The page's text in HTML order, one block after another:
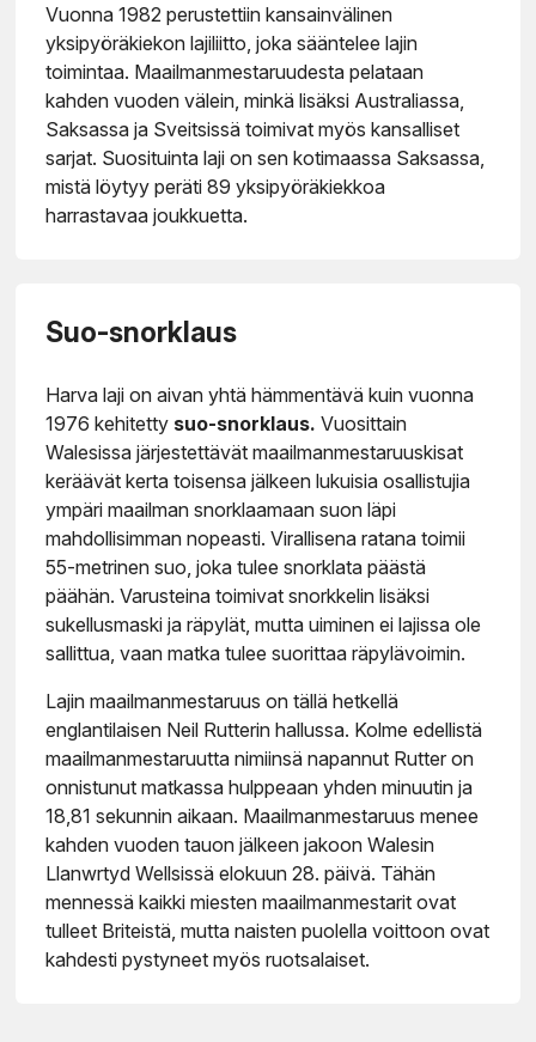
Vuonna 1982 perustettiin kansainvälinen
yksipyöräkiekon lajiliitto, joka sääntelee lajin
toimintaa. Maailmanmestaruudesta pelataan
kahden vuoden välein, minkä lisäksi Australiassa,
Saksassa ja Sveitsissä toimivat myös kansalliset
sarjat. Suosituinta laji on sen kotimaassa Saksassa,
mistä löytyy peräti 89 yksipyöräkiekkoa
harrastavaa joukkuetta.
Suo-snorklaus
Harva laji on aivan yhtä hämmentävä kuin vuonna
1976 kehitetty suo-snorklaus.Vuosittain
Walesissa järjestettävät maailmanmestaruuskisat
keräävät kerta toisensa jälkeen lukuisia osallistujia
ympäri maailman snorklaamaan suon läpi
mahdollisimman nopeasti. Virallisena ratana toimii
55-metrinen suo, joka tulee snorklata päästä
päähän. Varusteina toimivat snorkkelin lisäksi
sukellusmaski ja räpylät, mutta uiminen ei lajissa ole
sallittua, vaan matka tulee suorittaa räpylävoimin.
Lajin maailmanmestaruus on tällä hetkellä
englantilaisen Neil Rutterin hallussa. Kolme edellistä
maailmanmestaruutta nimiinsä napannut Rutter on
onnistunut matkassa hulppeaan yhden minuutin ja
18,81 sekunnin aikaan. Maailmanmestaruus menee
kahden vuoden tauon jälkeen jakoon Walesin
Llanwrtyd Wellsissä elokuun 28. päivä. Tähän
mennessä kaikki miesten maailmanmestarit ovat
tulleet Briteistä, mutta naisten puolella voittoon ovat
kahdesti pystyneet myös ruotsalaiset.